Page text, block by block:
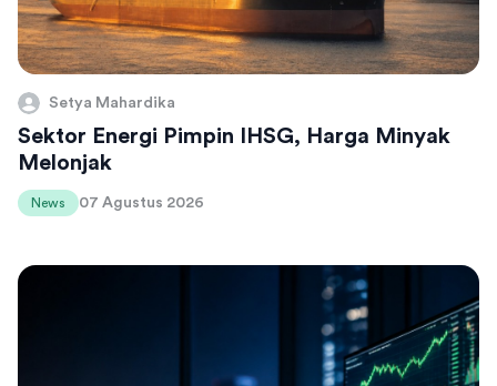
Setya Mahardika
Sektor Energi Pimpin IHSG, Harga Minyak
Melonjak
News 07 Agustus 2026